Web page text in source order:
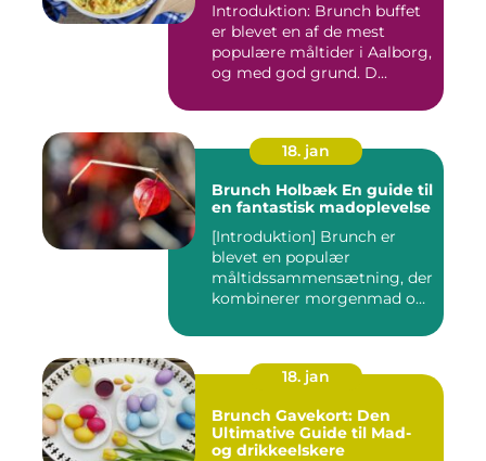
Introduktion: Brunch buffet
er blevet en af de mest
populære måltider i Aalborg,
og med god grund. D...
18. jan
Brunch Holbæk En guide til
en fantastisk madoplevelse
[Introduktion] Brunch er
blevet en populær
måltidssammensætning, der
kombinerer morgenmad og
18. jan
Brunch Gavekort: Den
Ultimative Guide til Mad-
og drikkeelskere